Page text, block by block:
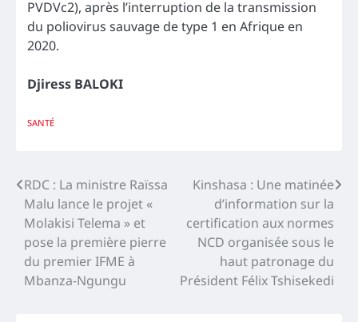
PVDVc2), après l’interruption de la transmission
du poliovirus sauvage de type 1 en Afrique en
2020.
Djiress BALOKI
SANTÉ
Navigation
de
l’article
RDC : La ministre Raïssa
Malu lance le projet «
Molakisi Telema » et
pose la première pierre
du premier IFME à
Mbanza-Ngungu
Kinshasa : Une matinée
d’information sur la
certification aux normes
NCD organisée sous le
haut patronage du
Président Félix Tshisekedi